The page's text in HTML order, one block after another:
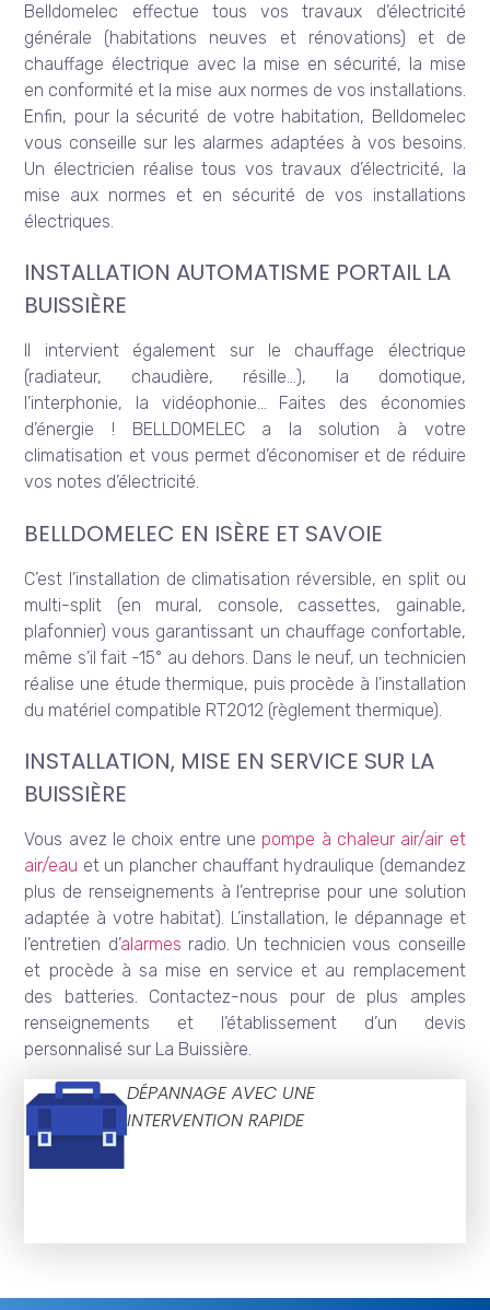
Belldomelec effectue tous vos travaux d’électricité
générale (habitations neuves et rénovations) et de
chauffage électrique avec la mise en sécurité, la mise
en conformité et la mise aux normes de vos installations.
Enfin, pour la sécurité de votre habitation, Belldomelec
vous conseille sur les alarmes adaptées à vos besoins.
Un électricien réalise tous vos travaux d’électricité, la
mise aux normes et en sécurité de vos installations
électriques.
INSTALLATION AUTOMATISME PORTAIL LA
BUISSIÈRE
Il intervient également sur le chauffage électrique
(radiateur, chaudière, résille…), la domotique,
l’interphonie, la vidéophonie… Faites des économies
d’énergie ! BELLDOMELEC a la solution à votre
climatisation et vous permet d’économiser et de réduire
vos notes d’électricité.
BELLDOMELEC EN ISÈRE ET SAVOIE
C’est l’installation de climatisation réversible, en split ou
multi-split (en mural, console, cassettes, gainable,
plafonnier) vous garantissant un chauffage confortable,
même s’il fait -15° au dehors. Dans le neuf, un technicien
réalise une étude thermique, puis procède à l’installation
du matériel compatible RT2012 (règlement thermique).
INSTALLATION, MISE EN SERVICE SUR LA
BUISSIÈRE
Vous avez le choix entre une pompe à chaleur air/air et
air/eau et un plancher chauffant hydraulique (demandez
plus de renseignements à l’entreprise pour une solution
adaptée à votre habitat). L’installation, le dépannage et
l’entretien d’alarmes radio. Un technicien vous conseille
et procède à sa mise en service et au remplacement
des batteries. Contactez-nous pour de plus amples
renseignements et l’établissement d’un devis
personnalisé sur La Buissière.
DÉPANNAGE AVEC UNE
INTERVENTION RAPIDE